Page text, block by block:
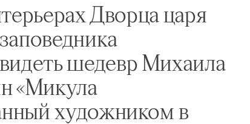
Дворца царя
шедевр Михаила
«Микула
художником в